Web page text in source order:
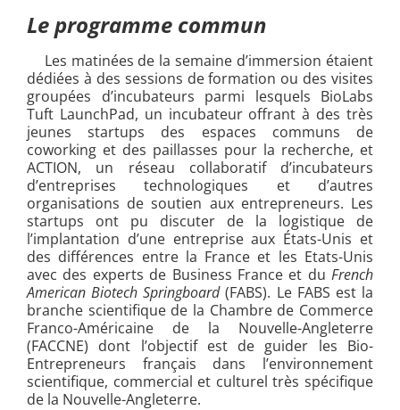
Le programme commun
Les matinées de la semaine d’immersion étaient
dédiées à des sessions de formation ou des visites
groupées d’incubateurs parmi lesquels BioLabs
Tuft LaunchPad, un incubateur offrant à des très
jeunes startups des espaces communs de
coworking et des paillasses pour la recherche, et
ACTION, un réseau collaboratif d’incubateurs
d’entreprises technologiques et d’autres
organisations de soutien aux entrepreneurs. Les
startups ont pu discuter de la logistique de
l’implantation d’une entreprise aux États-Unis et
des différences entre la France et les Etats-Unis
avec des experts de Business France et du French
American Biotech Springboard(FABS). Le FABS est la
branche scientifique de la Chambre de Commerce
Franco-Américaine de la Nouvelle-Angleterre
(FACCNE) dont l’objectif est de guider les Bio-
Entrepreneurs français dans l’environnement
scientifique, commercial et culturel très spécifique
de la Nouvelle-Angleterre.